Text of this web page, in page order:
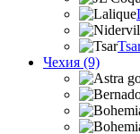
Чехия (9)